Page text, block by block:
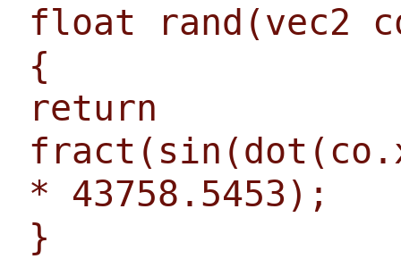
float rand(vec2
{
return
* 43758.5453);
}